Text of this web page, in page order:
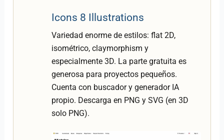
Icons 8 Illustrations
Variedad enorme de estilos: flat 2D,
isométrico, claymorphism y
especialmente 3D. La parte gratuita es
generosa para proyectos pequeños.
Cuenta con buscador y generador IA
propio. Descarga en PNG y SVG (en 3D
solo PNG).